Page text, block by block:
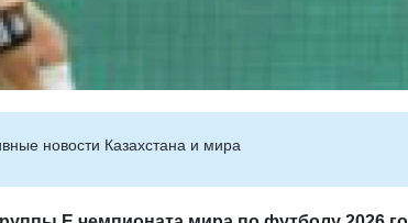
новости Казахстана и мира